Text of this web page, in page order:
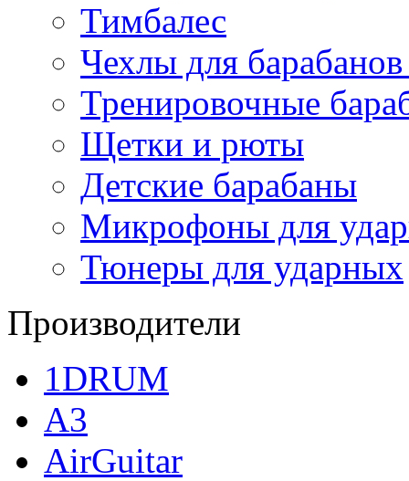
Тимбалес
Чехлы для
Тренировочные
Щетки и рюты
Детские барабаны
Микрофоны для
Тюнеры для ударных
Производители
1DRUM
A3
AirGuitar